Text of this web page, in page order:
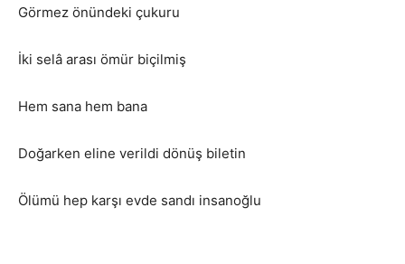
Görmez önündeki çukuru
İki selâ arası ömür biçilmiş
Hem sana hem bana
Doğarken eline verildi dönüş biletin
Ölümü hep karşı evde sandı insanoğlu